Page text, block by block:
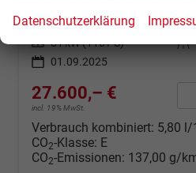
Benzin
81 kW (110 PS)
01.09.2025
27.600,– €
incl. 19% MwSt.
Verbrauch kombiniert: 5,80 l/
CO2-Klasse: E
CO2-Emissionen: 137,00 g/
Datenschutzerklärung